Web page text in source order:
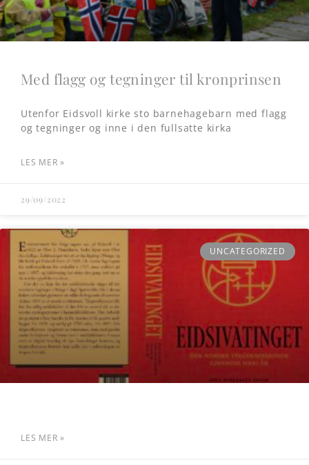
Med flagg og tegninger til kronprinsen
Utenfor Eidsvoll kirke sto barnehagebarn med flagg
og tegninger og inne i den fullsatte kirka
LES MER »
29/09/2022
UNCATEGORIZED
LES MER »